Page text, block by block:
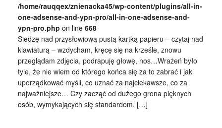
/home/rauqqex/znienacka45/wp-content/plugins/all-in-
one-adsense-and-ypn-pro/all-in-one-adsense-and-
ypn-pro.php on line 668
Siedzę nad przysłowiową pustą kartką papieru – czytaj nad
klawiaturą – wzdycham, kręcę się na krześle, znowu
przeglądam zdjęcia, podrapuję głowę, nos…Wrażeń było
tyle, że nie wiem od którego końca się za to zabrać i jak
uporządkować myśli, co uznać za najciekawsze, co za
najważniejsze… Czy zacząć od dużego grona pięknych
osób, wymykających się standardom, […]